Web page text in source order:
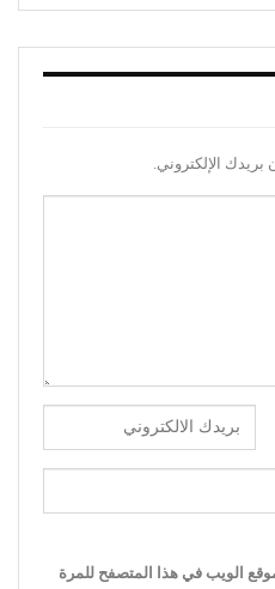
الإلكتروني.
الويب في هذا المتصفح للمرة